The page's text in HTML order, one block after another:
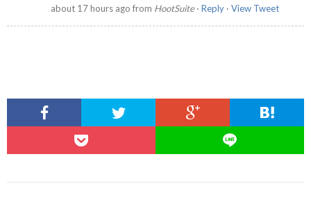
about 17 hours ago from HootSuite· Reply · View Tweet